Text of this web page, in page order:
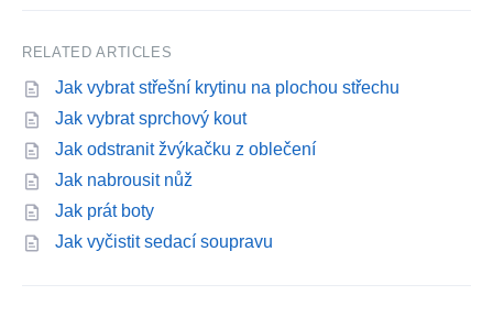
RELATED ARTICLES
Jak vybrat střešní krytinu na plochou střechu
Jak vybrat sprchový kout
Jak odstranit žvýkačku z oblečení
Jak nabrousit nůž
Jak prát boty
Jak vyčistit sedací soupravu